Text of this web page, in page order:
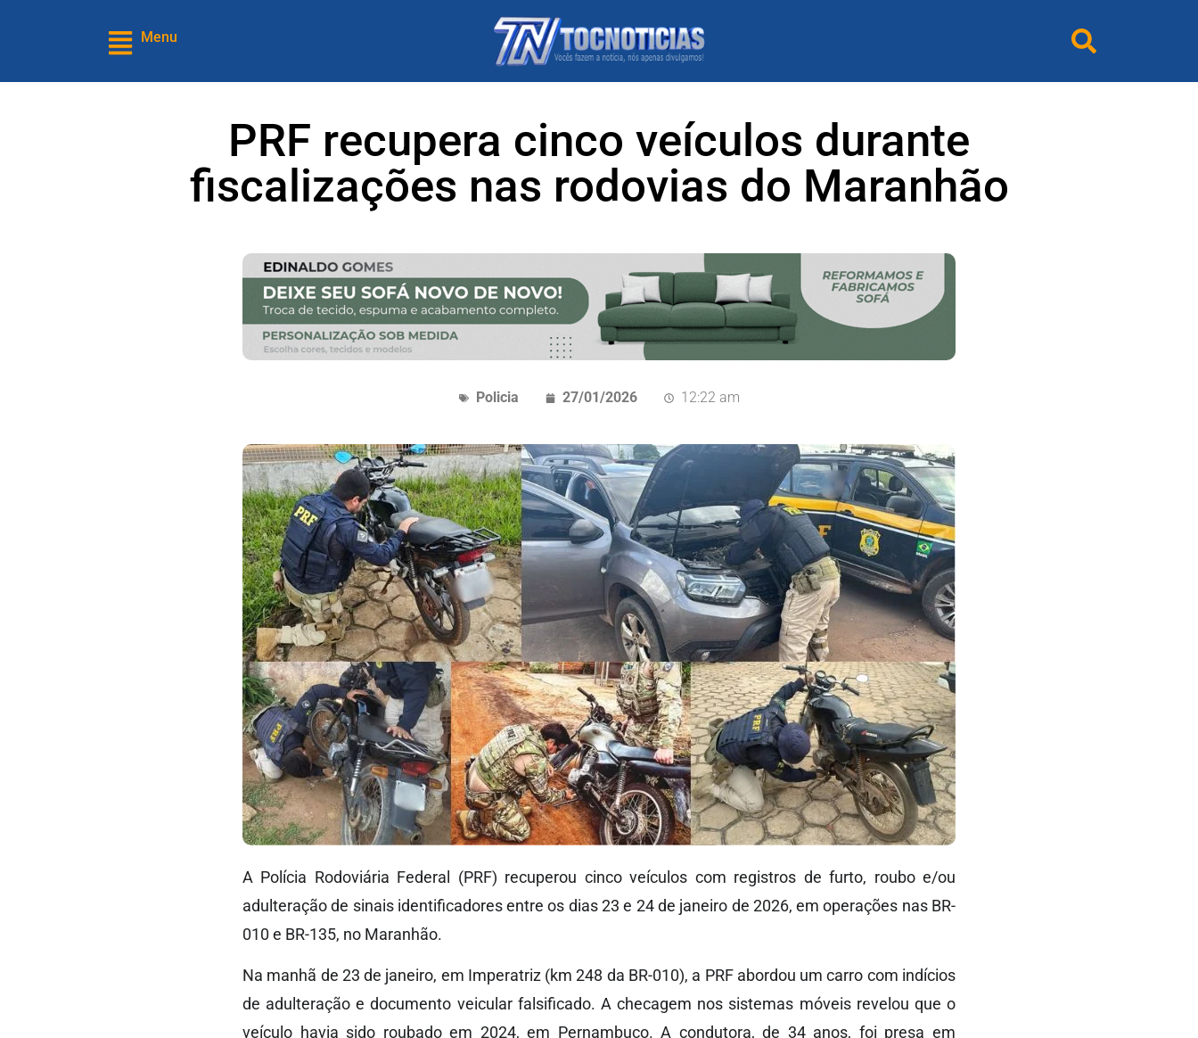
Menu
PRF recupera cinco veículos durante
fiscalizações nas rodovias do Maranhão
Policia 27/01/2026 12:22 am
A Polícia Rodoviária Federal (PRF) recuperou cinco veículos com registros de furto, roubo e/ou
adulteração de sinais identificadores entre os dias 23 e 24 de janeiro de 2026, em operações nas BR-
010 e BR-135, no Maranhão.
Na manhã de 23 de janeiro, em Imperatriz (km 248 da BR-010), a PRF abordou um carro com indícios
de adulteração e documento veicular falsificado. A checagem nos sistemas móveis revelou que o
veículo havia sido roubado em 2024, em Pernambuco. A condutora, de 34 anos, foi presa em